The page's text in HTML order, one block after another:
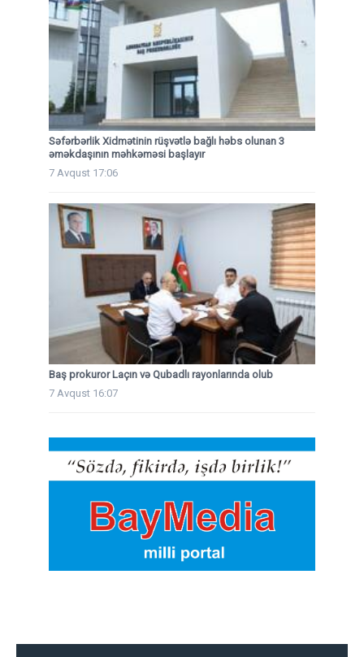
Səfərbərlik Xidmətinin rüşvətlə bağlı həbs olunan 3
əməkdaşının məhkəməsi başlayır
7 Avqust 17:06
Baş prokuror Laçın və Qubadlı rayonlarında olub
7 Avqust 16:07